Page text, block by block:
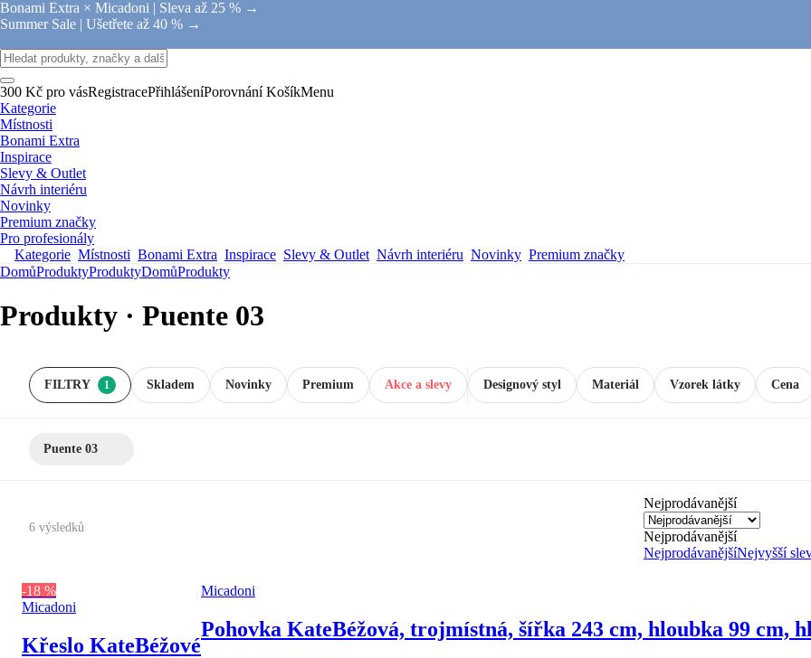
Bonami Extra × Micadoni | Sleva až 25 % →
Summer Sale | Ušetřete až 40 % →
300 Kč pro vásRegistracePřihlášeníPorovnání KošíkMenu
Kategorie
Místnosti
Bonami Extra
Inspirace
Slevy & Outlet
Návrh interiéru
Novinky
Premium značky
Pro profesionály
Kategorie Místnosti Bonami Extra Inspirace Slevy & Outlet Návrh interiéru Novinky Premium značky
DomůProduktyProduktyDomůProdukty
Produkty · Puente 03
FILTRY 1 Skladem Akce a slevy
Novinky Premium Designový styl Materiál Vzorek látky Cena
Puente 03
6 výsledků
Nejprodávanější
Nejprodávanější
NejprodávanějšíNejvyšší
-18 %
Micadoni
Křeslo KateBéžové
Micadoni
Pohovka KateBéžová, trojmístná, šířka 243 cm, hloubka 99 cm,